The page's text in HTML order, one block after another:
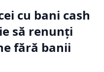
cu bani cash
să renunți
fără banii